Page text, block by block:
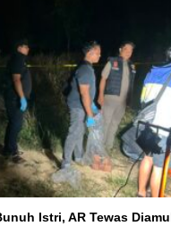
Istri, AR Tewas